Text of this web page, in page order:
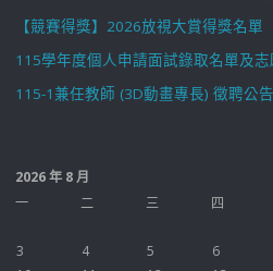
【競賽得獎】2026放視大賞得獎名單
115學年度個人申請面試錄取名單及
115-1兼任教師 (3D動畫專長) 徵聘公告
2026 年 8 月
一
二 三 四
3
4 5 6